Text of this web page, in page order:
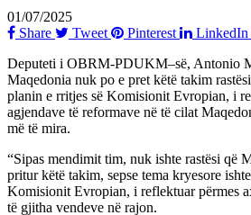
01/07/2025
Share
Tweet Pinterest LinkedIn
Deputeti i OBRM-PDUKM–së, Antonio
Maqedonia nuk po e pret këtë takim
planin e rritjes së Komisionit Evropian, i
agjendave të reformave në të cilat
më të mira.
“Sipas mendimit tim, nuk ishte rastësi që
pritur këtë takim, sepse tema kryesore
Komisionit Evropian, i reflektuar përmes
të gjitha vendeve në rajon.